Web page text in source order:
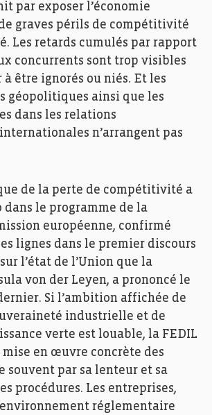
par exposer l’économie
graves périls de compétitivité
Les retards cumulés par rapport
concurrents sont trop visibles
être ignorés ou niés. Et les
géopolitiques ainsi que les
dans les relations
n’arrangent pas
de la perte de compétitivité a
dans le programme de la
européenne, confirmé
lignes dans le premier discours
l’état de l’Union que la
von der Leyen, a prononcé le
Si l’ambition affichée de
industrielle et de
verte est louable, la FEDIL
mise en œuvre concrète des
souvent par sa lenteur et sa
procédures. Les entreprises,
environnement réglementaire